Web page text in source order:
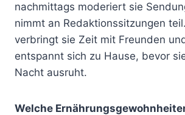
nachmittags moderiert sie
nimmt an Redaktionssitzungen
verbringt sie Zeit mit Freunden
entspannt sich zu Hause, bevor
Nacht ausruht.
Welche